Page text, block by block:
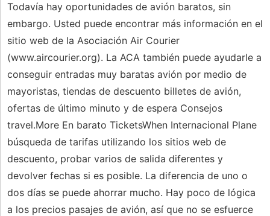
Todavía hay oportunidades de avión baratos, sin
embargo. Usted puede encontrar más información en el
sitio web de la Asociación Air Courier
(www.aircourier.org). La ACA también puede ayudarle a
conseguir entradas muy baratas avión por medio de
mayoristas, tiendas de descuento billetes de avión,
ofertas de último minuto y de espera Consejos
travel.More En barato TicketsWhen Internacional Plane
búsqueda de tarifas utilizando los sitios web de
descuento, probar varios de salida diferentes y
devolver fechas si es posible. La diferencia de uno o
dos días se puede ahorrar mucho. Hay poco de lógica
a los precios pasajes de avión, así que no se esfuerce